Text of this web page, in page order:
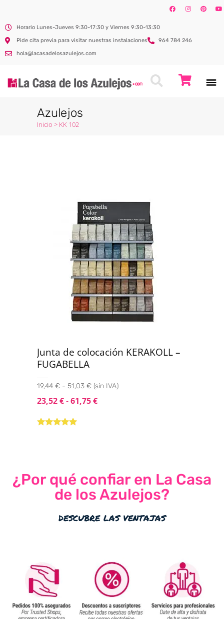
Horario Lunes-Jueves 9:30-17:30 y Viernes 9:30-13:30
Pide cita previa para visitar nuestras instalaciones
964 784 246
hola@lacasadelosazulejos.com
Azulejos
Inicio > KK 102
Junta de colocación KERAKOLL –
FUGABELLA
19,44 € - 51,03 € (sin IVA)
23,52€-61,75€
¿Por qué confiar en La Casa
de los Azulejos?
descubre las ventajas